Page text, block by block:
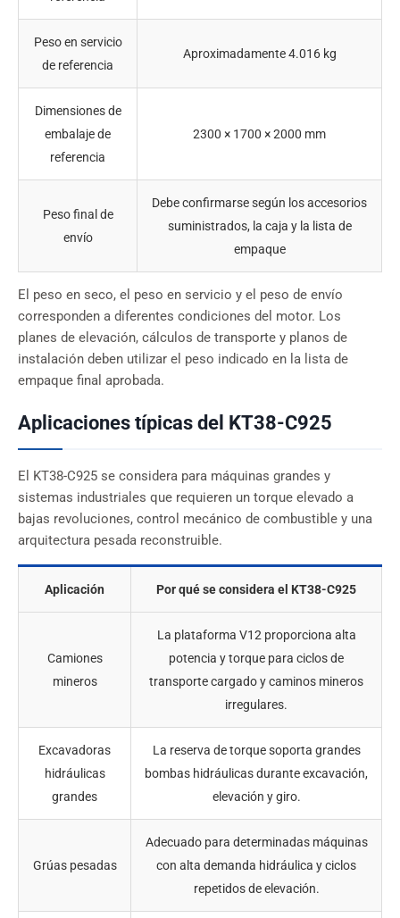
Peso en servicio
de referencia
Aproximadamente 4.016 kg
Dimensiones de
embalaje de
referencia
2300 × 1700 × 2000 mm
Peso final de
envío
Debe confirmarse según los accesorios
suministrados, la caja y la lista de
empaque
El peso en seco, el peso en servicio y el peso de envío
corresponden a diferentes condiciones del motor. Los
planes de elevación, cálculos de transporte y planos de
instalación deben utilizar el peso indicado en la lista de
empaque final aprobada.
Aplicaciones típicas del KT38-C925
El KT38-C925 se considera para máquinas grandes y
sistemas industriales que requieren un torque elevado a
bajas revoluciones, control mecánico de combustible y una
arquitectura pesada reconstruible.
Aplicación Por qué se considera el KT38-C925
Camiones
mineros
La plataforma V12 proporciona alta
potencia y torque para ciclos de
transporte cargado y caminos mineros
irregulares.
Excavadoras
hidráulicas
grandes
La reserva de torque soporta grandes
bombas hidráulicas durante excavación,
elevación y giro.
Grúas pesadas
Adecuado para determinadas máquinas
con alta demanda hidráulica y ciclos
repetidos de elevación.